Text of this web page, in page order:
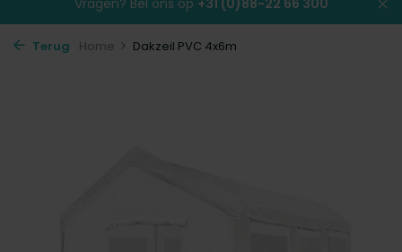
Vragen? Bel ons op +31 (0)88-22 66 300
Terug Home Dakzeil PVC 4x6m